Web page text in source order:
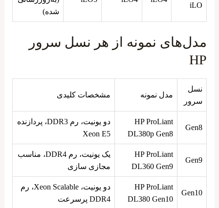
iLO
شده)
مدل‌های نمونه از هر نسل سرور
HP
نسل
سرور
مدل نمونه مشخصات کلیدی
Gen8
HP ProLiant
DL380p Gen8
دو یونیت، رم DDR3، پردازنده
Xeon E5
Gen9
HP ProLiant
DL360 Gen9
یک یونیت، رم DDR4، مناسب
مجازی‌ سازی
Gen10
HP ProLiant
DL380 Gen10
دو یونیت، Xeon Scalable، رم
DDR4 پرسرعت